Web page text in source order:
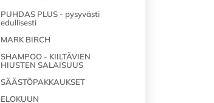
PUHDAS PLUS - pysyvästi
edullisesti
MARK BIRCH
SHAMPOO - KIILTÄVIEN
HIUSTEN SALAISUUS
SÄÄSTÖPAKKAUKSET
ELOKUUN